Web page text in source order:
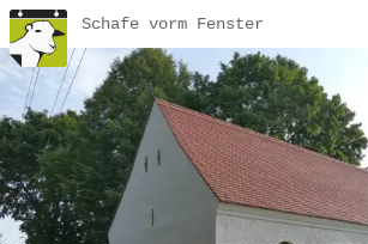
Schafe vorm Fenster